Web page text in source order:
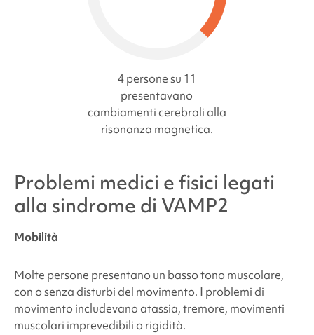
4 persone su 11
presentavano
cambiamenti cerebrali alla
risonanza magnetica.
Problemi medici e fisici legati
alla sindrome di VAMP2
Mobilità
Molte persone presentano un basso tono muscolare,
con o senza disturbi del movimento. I problemi di
movimento includevano atassia, tremore, movimenti
muscolari imprevedibili o rigidità.